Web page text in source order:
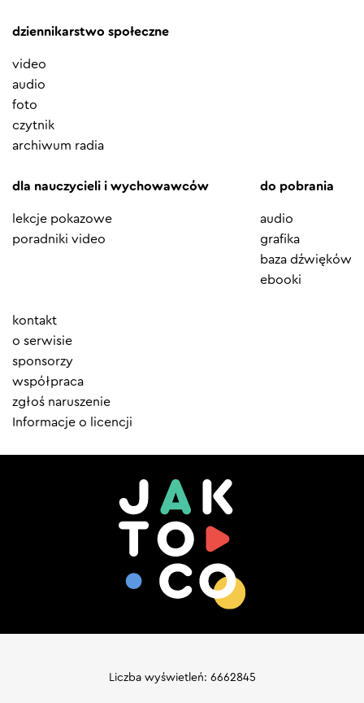
dziennikarstwo społeczne
video
audio
foto
czytnik
archiwum radia
dla nauczycieli i wychowawców
lekcje pokazowe
poradniki video
do pobrania
audio
grafika
baza dźwięków
ebooki
Element
menu
kontakt
o serwisie
sponsorzy
współpraca
zgłoś naruszenie
Informacje o licencji
Liczba wyświetleń: 6662845